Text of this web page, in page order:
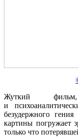
Жуткий
и
безудержного
картины погружает
только что